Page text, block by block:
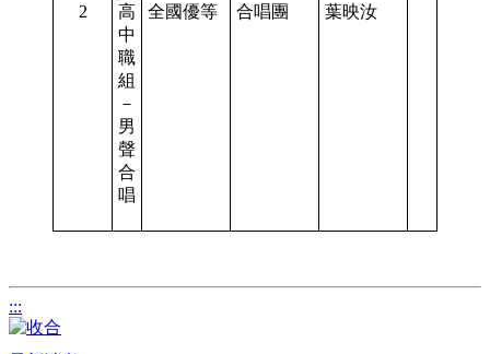
2
高
中
職
組
－
男
聲
合
唱
全國優等 合唱團 葉映汝
:::